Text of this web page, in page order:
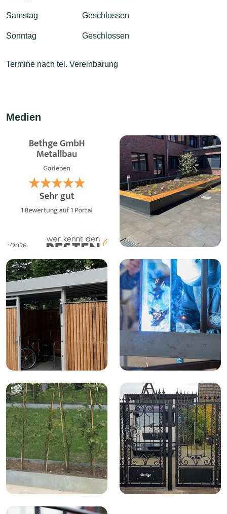
Samstag Geschlossen
Sonntag Geschlossen
Termine nach tel. Vereinbarung
Medien